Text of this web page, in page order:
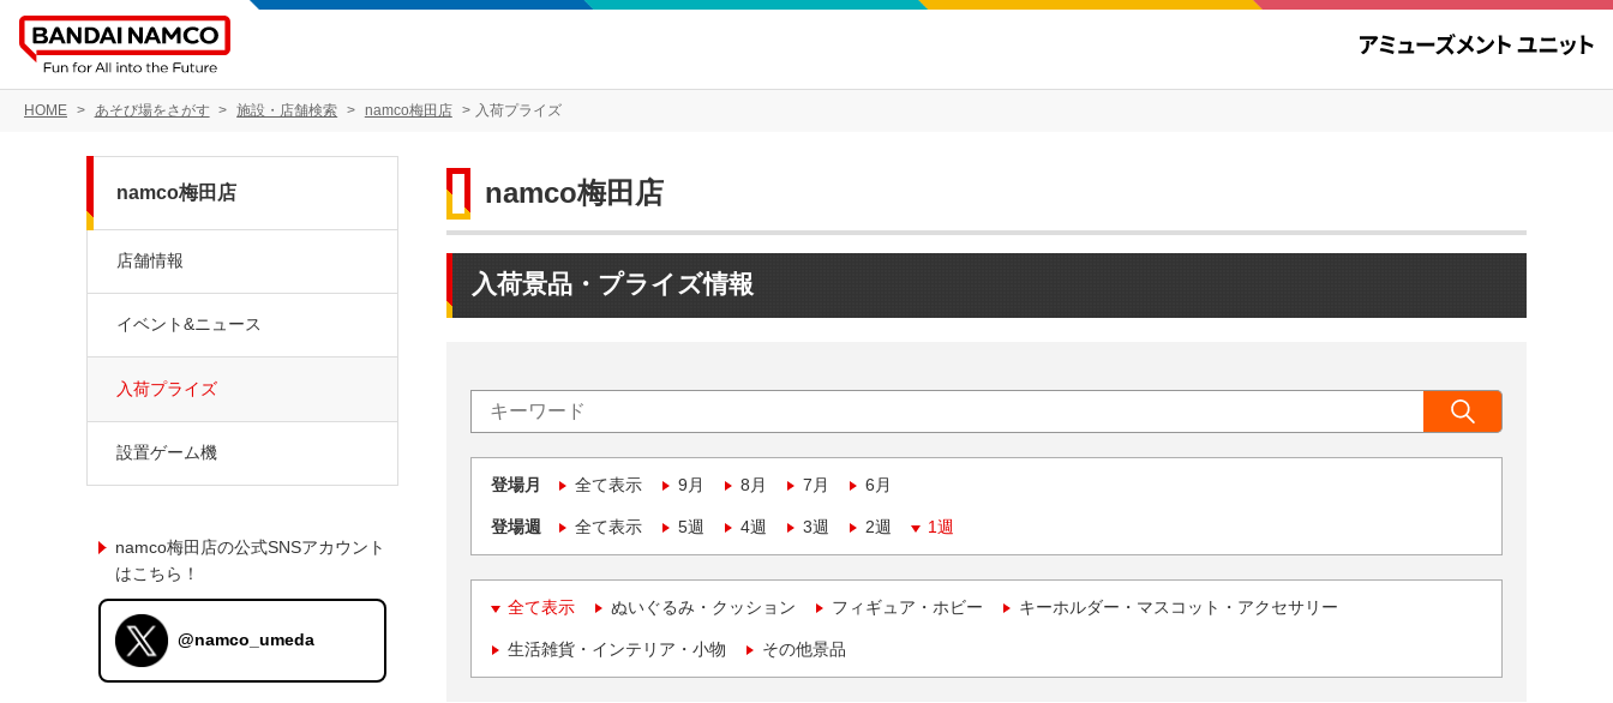
HOME あそび場をさがす 施設・店舗検索 namco梅田店 入荷プライズ
namco梅田店
入荷景品・プライズ情報
登場月 全て表示 9月 8月 7月 6月
登場週 全て表示 5週 4週 3週 2週 1週
全て表示 ぬいぐるみ・クッション フィギュア・ホビー キーホルダー・マスコット・アクセサリー
生活雑貨・インテリア・小物 その他景品
namco梅田店
店舗情報
イベント&ニュース
入荷プライズ
設置ゲーム機
namco梅田店の公式SNSアカウント
はこちら！
@namco_umeda